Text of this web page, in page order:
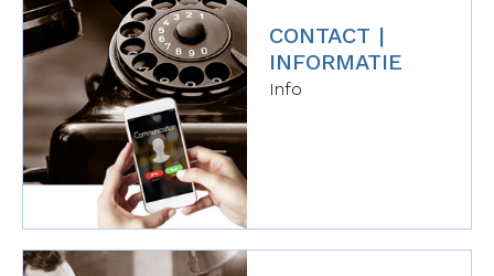
CONTACT |
INFORMATIE
Info